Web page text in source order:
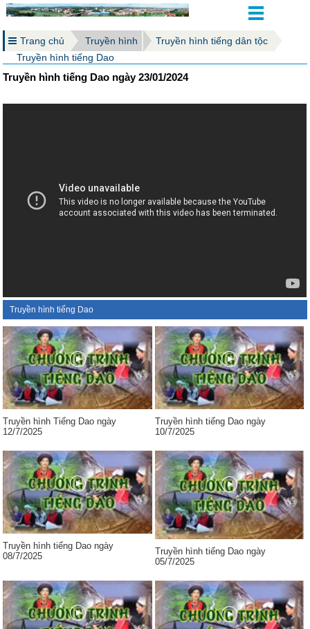
Trang chủ Truyền hình
Truyền hình tiếng dân tộc
Truyền hình tiếng Dao
Truyền hình tiếng Dao ngày 23/01/2024
Truyền hình tiếng Dao
Truyền hình Tiếng Dao ngày
12/7/2025
Truyền hình tiếng Dao ngày
10/7/2025
Truyền hình tiếng Dao ngày
08/7/2025
Truyền hình tiếng Dao ngày
05/7/2025